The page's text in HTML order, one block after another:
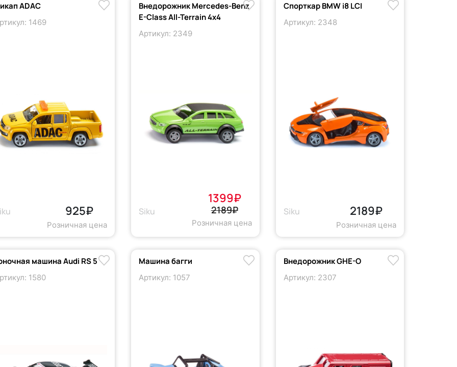
ADAC
1469
925₽
Розничная цена
Внедорожник Mercedes-Benz
E-Class All-Terrain 4x4
Артикул: 2349
Siku
1399₽
2189₽
Розничная цена
Спорткар BMW i8 LCI
Артикул: 2348
Siku 2189₽
Розничная цена
машина Audi RS 5
1580
Машина багги
Артикул: 1057
Внедорожник GHE-O
Артикул: 2307